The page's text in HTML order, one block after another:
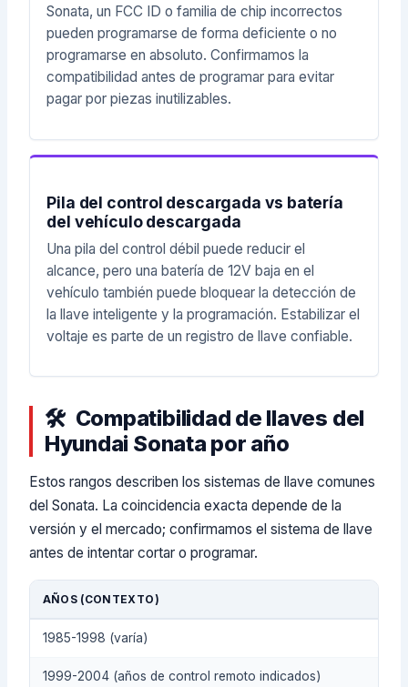
Sonata, un FCC ID o familia de chip incorrectos
pueden programarse de forma deficiente o no
programarse en absoluto. Confirmamos la
compatibilidad antes de programar para evitar
pagar por piezas inutilizables.
Pila del control descargada vs batería
del vehículo descargada
Una pila del control débil puede reducir el
alcance, pero una batería de 12V baja en el
vehículo también puede bloquear la detección de
la llave inteligente y la programación. Estabilizar el
voltaje es parte de un registro de llave confiable.
Compatibilidad de llaves del
Hyundai Sonata por año
Estos rangos describen los sistemas de llave comunes
del Sonata. La coincidencia exacta depende de la
versión y el mercado; confirmamos el sistema de llave
antes de intentar cortar o programar.
AÑOS (CONTEXTO)
1985-1998 (varía)
1999-2004 (años de control remoto indicados)